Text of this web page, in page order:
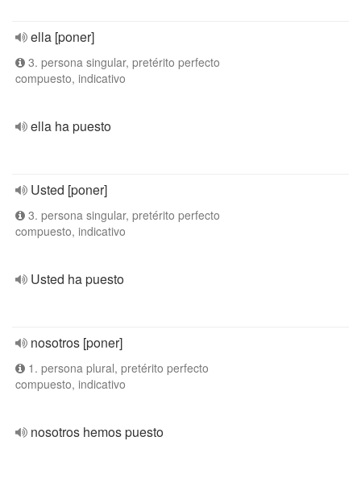
ella [poner]
3. persona singular, pretérito perfecto
compuesto, indicativo
ella ha puesto
Usted [poner]
3. persona singular, pretérito perfecto
compuesto, indicativo
Usted ha puesto
nosotros [poner]
1. persona plural, pretérito perfecto
compuesto, indicativo
nosotros hemos puesto